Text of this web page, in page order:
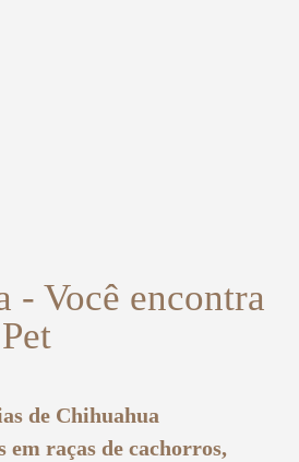
- Você encontra
de Chihuahua
em raças de cachorros,